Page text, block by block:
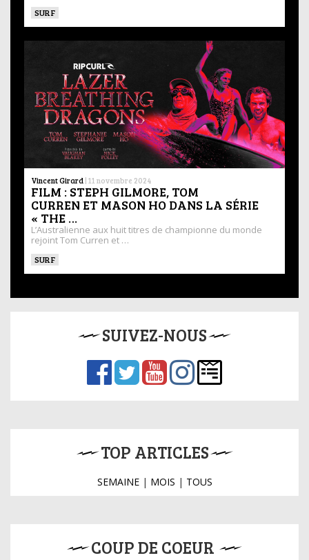
SURF
Vincent Girard | 11 novembre 2024
FILM : STEPH GILMORE, TOM
CURREN ET MASON HO DANS LA SÉRIE
« THE …
L’Australienne aux huit titres de championne du monde
rejoint Tom Curren et …
SURF
SUIVEZ-NOUS
TOP ARTICLES
SEMAINE| MOIS | TOUS
COUP DE COEUR